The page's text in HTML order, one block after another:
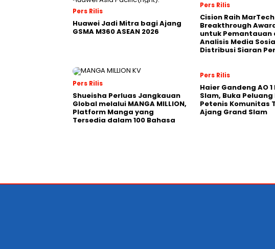
Pers Rilis
Huawei Jadi Mitra bagi Ajang
GSMA M360 ASEAN 2026
Pers Rilis
Cision Raih MarTech
Breakthrough
untuk Pemantauan
Analisis Media
Distribusi Siaran
Pers Rilis
Shueisha Perluas Jangkauan
Global melalui MANGA MILLION,
Platform Manga yang
Tersedia dalam 100 Bahasa
Pers Rilis
Haier Gandeng AO 1
Slam, Buka
Petenis Komunitas
Ajang Grand Slam